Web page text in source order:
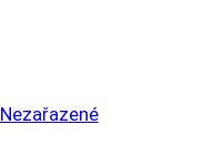
Nezařazené